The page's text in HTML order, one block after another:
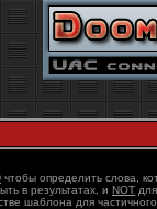
чтобы определить слова,
в результатах, и NOT
шаблона для